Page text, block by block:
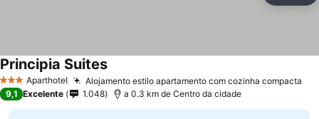
3 EstrelasAparthotel Alojamento estilo apartamento com cozinha compacta
Principia SuitesVer preços
9,1 Excelente 1.048 a 0.3 km de Centro da cidade